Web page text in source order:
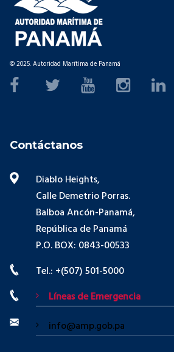
© 2025. Autoridad Marítima de Panamá
Contáctanos
Diablo Heights,
Calle Demetrio Porras.
Balboa Ancón-Panamá,
República de Panamá
P.O. BOX: 0843-00533
Tel.: +(507) 501-5000
Líneas de Emergencia
info@amp.gob.pa